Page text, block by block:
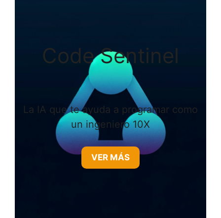
Code Sentinel
La IA que te ayuda a programar como
un ingeniero 10X
VER MÁS